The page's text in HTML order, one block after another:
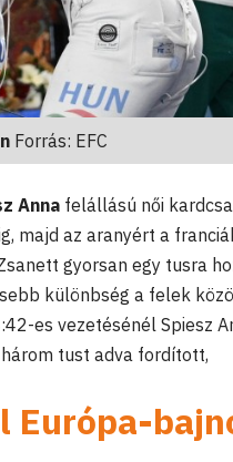
Forrás: EFC
Anna felállású női
majd az aranyért a
gyorsan egy tusra
különbség a felek
es vezetésénél Spiesz
tust adva fordított,
Európa-